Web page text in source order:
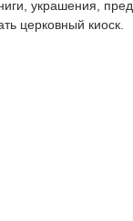
украшения,
церковный киоск.